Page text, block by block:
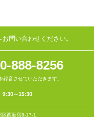
問い合わせください。
888-8256
音させていただきます。
9:30～15:30
西新宿8-17-1